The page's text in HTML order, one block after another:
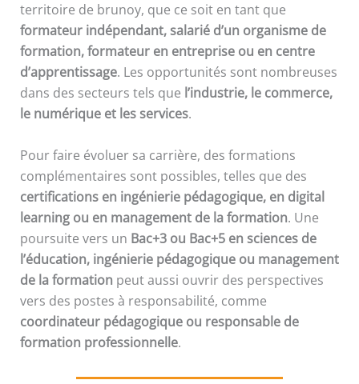
territoire de brunoy, que ce soit en tant que
formateur indépendant, salarié d’un organisme de
formation, formateur en entreprise ou en centre
d’apprentissage. Les opportunités sont nombreuses
dans des secteurs tels que l’industrie, le commerce,
le numérique et les services.
Pour faire évoluer sa carrière, des formations
complémentaires sont possibles, telles que des
certifications en ingénierie pédagogique, en digital
learning ou en management de la formation. Une
poursuite vers un Bac+3 ou Bac+5 en sciences de
l’éducation, ingénierie pédagogique ou management
de la formation peut aussi ouvrir des perspectives
vers des postes à responsabilité, comme
coordinateur pédagogique ou responsable de
formation professionnelle.